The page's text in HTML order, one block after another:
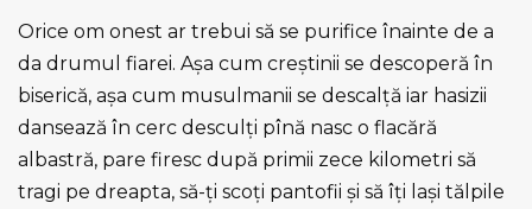
Orice om onest ar trebui să se purifice înainte de a
da drumul fiarei. Aşa cum creştinii se descoperă în
biserică, aşa cum musulmanii se descalţă iar hasizii
dansează în cerc desculţi pînă nasc o flacără
albastră, pare firesc după primii zece kilometri să
tragi pe dreapta, să-ţi scoţi pantofii şi să îţi laşi tălpile